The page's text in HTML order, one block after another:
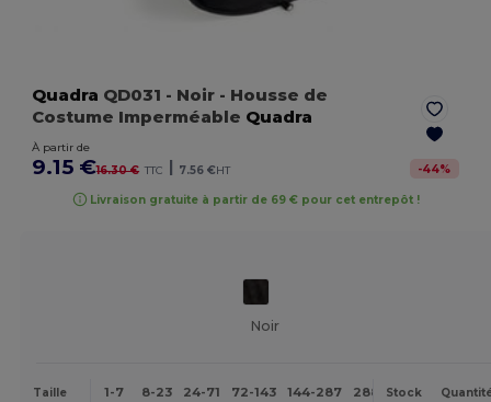
Quadra QD031 - Noir - Housse de
Costume Imperméable Quadra
À partir de
9.15 €16.30 € TTC | 7.56 €HT -44%
Livraison gratuite à partir de 69 € pour cet entrepôt !
Noir
Taille 1-7 8-23 24-71 72-143 144-287 288 + Plus
Stock